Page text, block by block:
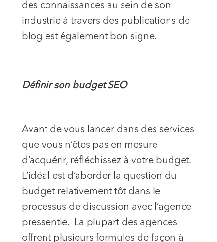
des connaissances au sein de son
industrie à travers des publications de
blog est également bon signe.
Définir son budget SEO
Avant de vous lancer dans des services
que vous n’êtes pas en mesure
d’acquérir, réfléchissez à votre budget.
L’idéal est d’aborder la question du
budget relativement tôt dans le
processus de discussion avec l’agence
pressentie. La plupart des agences
offrent plusieurs formules de façon à